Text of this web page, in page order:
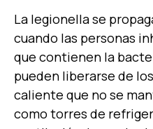
La legionella se
cuando las personas
que contienen la
pueden liberarse de
caliente que no se
como torres de